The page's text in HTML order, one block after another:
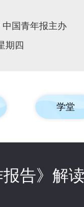
国青年报主办
期四
学堂
报告》解